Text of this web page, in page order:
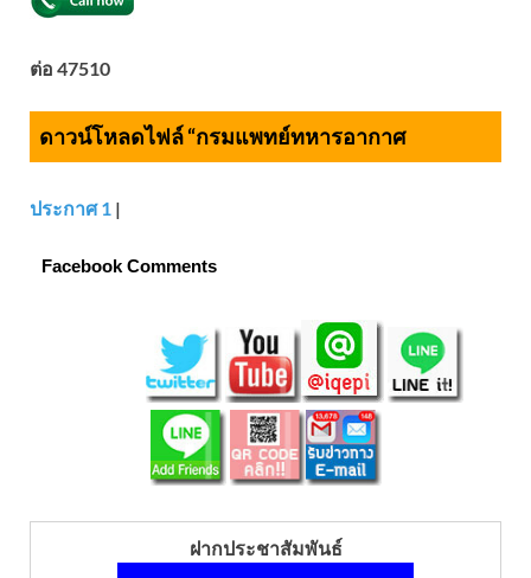
ต่อ 47510
ดาวน์โหลดไฟล์ “กรมแพทย์ทหารอากาศ
ประกาศ 1 |
Facebook Comments
ฝากประชาสัมพันธ์